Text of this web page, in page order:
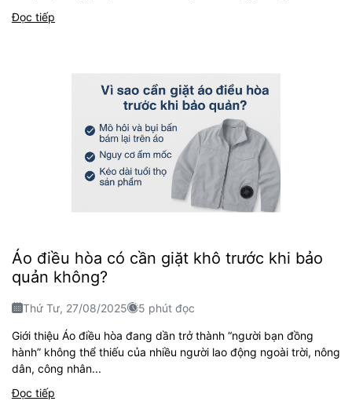
Đọc tiếp
Áo điều hòa có cần giặt khô trước khi bảo
quản không?
Thứ Tư, 27/08/2025 5 phút đọc
Giới thiệu Áo điều hòa đang dần trở thành “người bạn đồng
hành” không thể thiếu của nhiều người lao động ngoài trời, nông
dân, công nhân...
Đọc tiếp